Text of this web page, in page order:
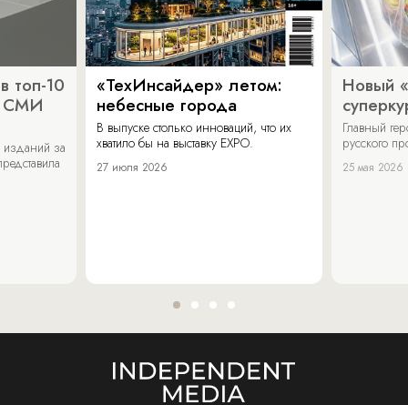
топ-10
СМИ
изданий за
«ТехИнсайдер» летом:
небесные города
В выпуске столько инноваций, что их
хватило бы на выставку EXPO.
27 июля 2026
Новый
Главный
русского
25 мая 2026